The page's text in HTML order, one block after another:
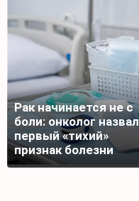
Рак начинается не с
боли: онколог назвал
первый «тихий»
признак болезни